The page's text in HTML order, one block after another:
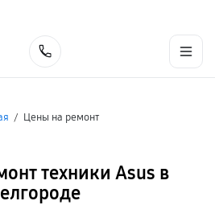
/ Цены на ремонт
техники Asus в